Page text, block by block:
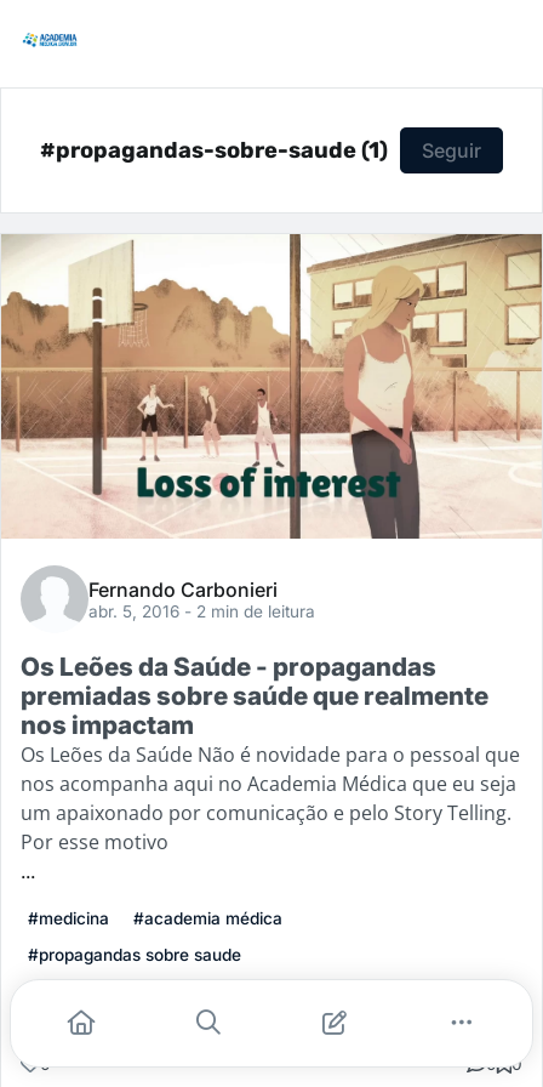
#propagandas-sobre-saude (1) Seguir
Fernando Carbonieri
abr. 5, 2016 - 2 min de leitura
Os Leões da Saúde - propagandas
premiadas sobre saúde que realmente
nos impactam
Os Leões da Saúde Não é novidade para o pessoal que
nos acompanha aqui no Academia Médica que eu seja
um apaixonado por comunicação e pelo Story Telling.
Por esse motivo
...
#medicina
#academia médica
#propagandas sobre saude
Leia mais
0 0 0